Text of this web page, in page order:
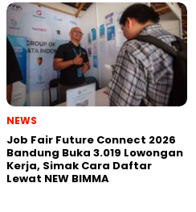
NEWS
Job Fair Future Connect 2026
Bandung Buka 3.019 Lowongan
Kerja, Simak Cara Daftar
Lewat NEW BIMMA